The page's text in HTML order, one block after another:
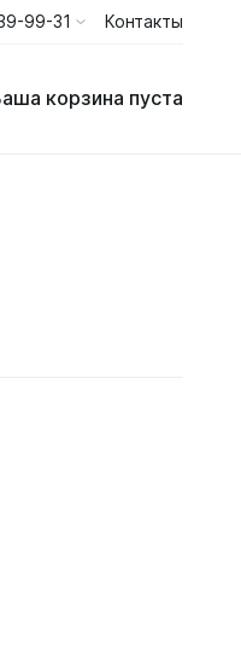
99-31 Контакты
корзина пуста